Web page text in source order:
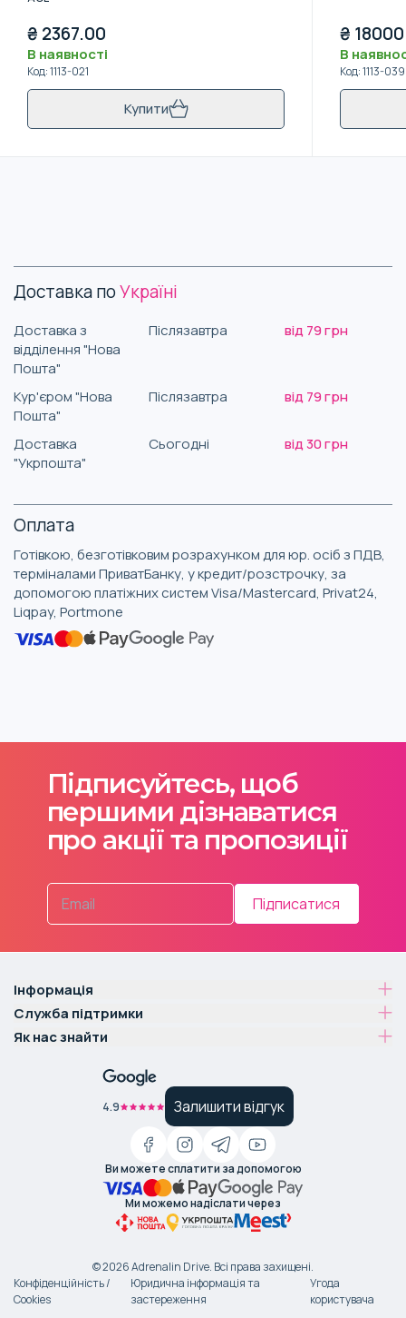
₴ 2367.00
В наявності
Код:1113-021
Купити
₴
В
Код:1113-039
Доставка поУкраїні
Доставка з
відділення "Нова
Пошта"
Післязавтра від 79 грн
Кур'єром "Нова
Пошта"
Післязавтра від 79 грн
Доставка
"Укрпошта"
Сьогодні від 30 грн
Оплата
Готівкою, безготівковим розрахунком для юр. осіб з ПДВ,
терміналами ПриватБанку, у кредит/розстрочку, за
допомогою платіжних систем Visa/Mastercard, Privat24,
Liqpay, Portmone
Підписуйтесь, щоб
першими дізнаватися
про акції та пропозиції
Підписатися
Інформація
Служба підтримки
Як нас знайти
4.9 Залишити відгук
Ви можете сплатити за допомогою
Ми можемо надіслати через
©2026Adrenalin Drive. Всі права захищені.
Конфіденційність /
Cookies
Юридична інформація та
застереження
Угода
користувача